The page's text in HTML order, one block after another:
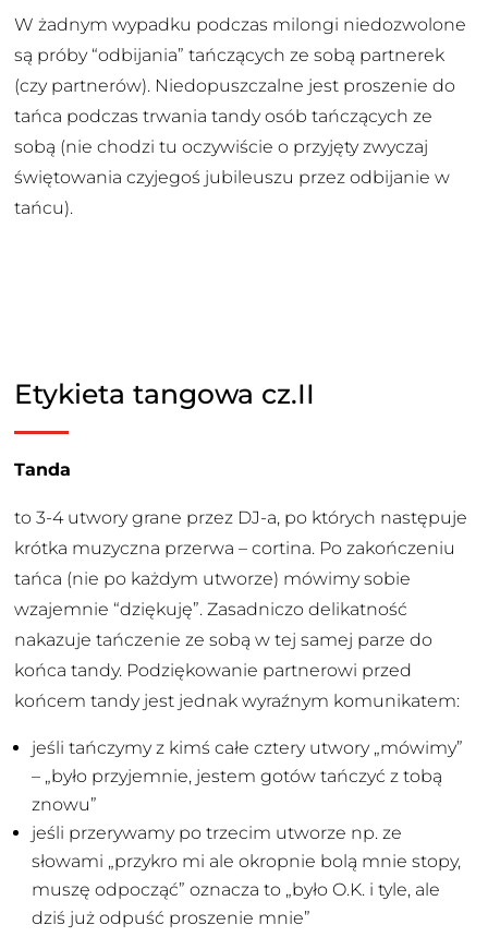
W żadnym wypadku podczas milongi niedozwolone
są próby “odbijania” tańczących ze sobą partnerek
(czy partnerów). Niedopuszczalne jest proszenie do
tańca podczas trwania tandy osób tańczących ze
sobą (nie chodzi tu oczywiście o przyjęty zwyczaj
świętowania czyjegoś jubileuszu przez odbijanie w
tańcu).
Etykieta tangowa cz.II
Tanda
to 3-4 utwory grane przez DJ-a, po których następuje
krótka muzyczna przerwa – cortina. Po zakończeniu
tańca (nie po każdym utworze) mówimy sobie
wzajemnie “dziękuję”. Zasadniczo delikatność
nakazuje tańczenie ze sobą w tej samej parze do
końca tandy. Podziękowanie partnerowi przed
końcem tandy jest jednak wyraźnym komunikatem:
jeśli tańczymy z kimś całe cztery utwory „mówimy”
– „było przyjemnie, jestem gotów tańczyć z tobą
znowu”
jeśli przerywamy po trzecim utworze np. ze
słowami „przykro mi ale okropnie bolą mnie stopy,
muszę odpocząć” oznacza to „było O.K. i tyle, ale
dziś już odpuść proszenie mnie”